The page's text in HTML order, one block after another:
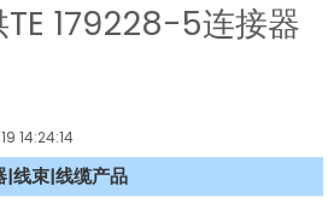
179228-5连接器
14:24:14
|线束|线缆产品